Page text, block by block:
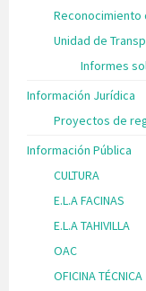
Unidad de
Informes
Información Jurídica
Proyectos de
Información Pública
CULTURA
E.L.A FACINAS
E.L.A TAHIVILLA
OAC
OFICINA TÉCNICA